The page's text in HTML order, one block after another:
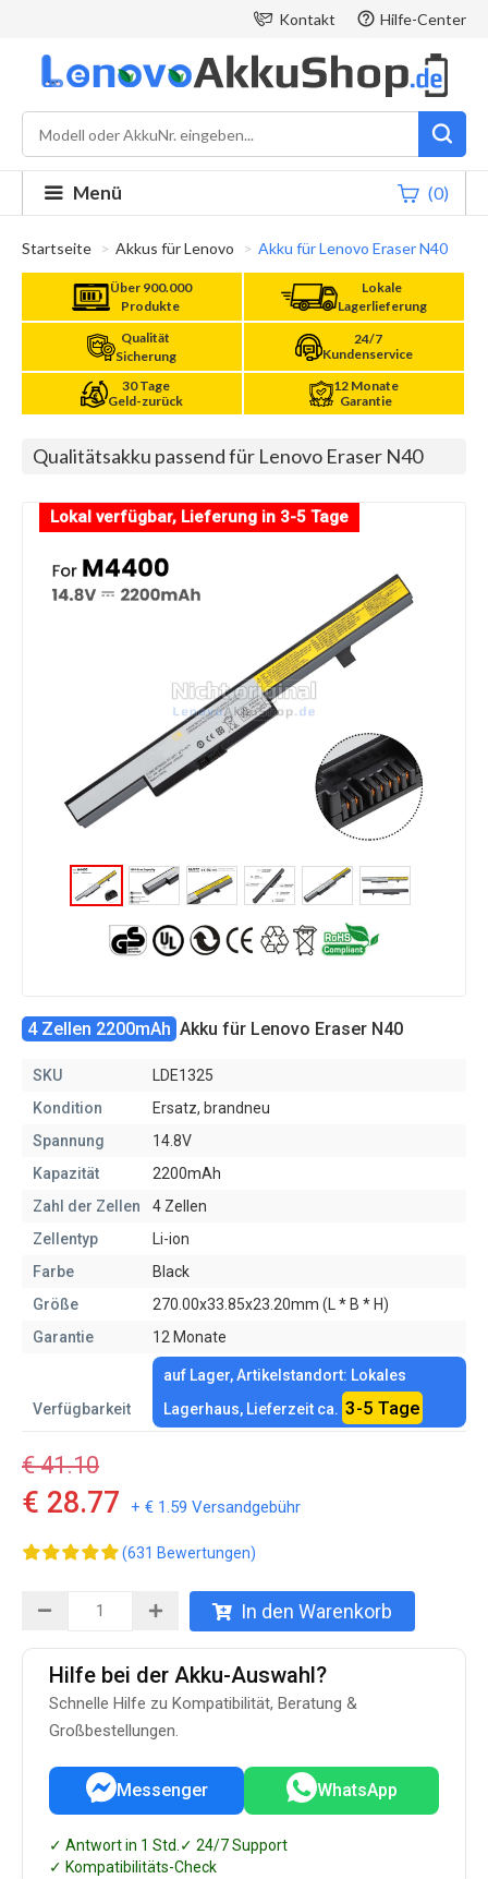
Kontakt Hilfe-Center
Menü (0)
Startseite Akkus für Lenovo Akku für Lenovo Eraser N40
Über 900.000
Produkte
Lokale
Lagerlieferung
Qualität
Sicherung
24/7
Kundenservice
30 Tage
Geld-zurück
12 Monate
Garantie
Qualitätsakku passend für Lenovo Eraser N40
Lokal verfügbar, Lieferung in 3-5 Tage
4 Zellen 2200mAh Akku für Lenovo Eraser N40
SKU
LDE1325
Kondition
Ersatz, brandneu
Spannung
14.8V
Kapazität
2200mAh
Zahl der Zellen
4 Zellen
Zellentyp
Li-ion
Farbe
Black
Größe
270.00x33.85x23.20mm (L * B * H)
Garantie
12 Monate
Verfügbarkeit
auf Lager, Artikelstandort: Lokales
Lagerhaus, Lieferzeit ca. 3-5 Tage
€ 41.10
€ 28.77 + € 1.59 Versandgebühr
(631 Bewertungen)
In den Warenkorb
Hilfe bei der Akku-Auswahl?
Schnelle Hilfe zu Kompatibilität, Beratung &
Großbestellungen.
Messenger WhatsApp
✓ Antwort in 1 Std. ✓ 24/7 Support
✓ Kompatibilitäts-Check